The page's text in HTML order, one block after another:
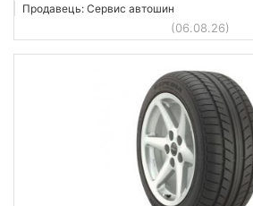
Продавець: Сервис автошин
(06.08.26)